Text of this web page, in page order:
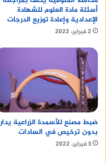
أسئلة مادة العلوم للشهادة
الإعدادية وإعادة توزيع الدرجات
2 فبراير، 2022
ضبط مصنع للأسمدة الزراعية يدار
بدون ترخيص في السادات
5 فبراير، 2022